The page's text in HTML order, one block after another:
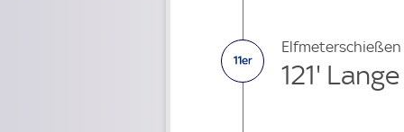
Elfmeterschießen
121' Lange